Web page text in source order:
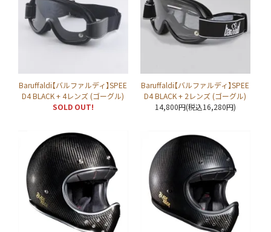
Baruffaldi【バルファルディ】SPEE
D4 BLACK + 4レンズ (ゴーグル)
SOLD OUT!
Baruffaldi【バルファルディ】SPEE
D4 BLACK + 2レンズ (ゴーグル)
14,800円(税込16,280円)